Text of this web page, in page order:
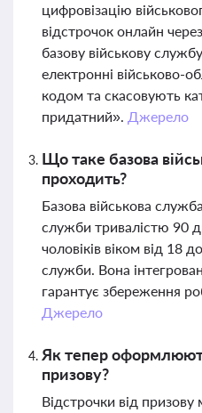
цифровізацію
відстрочок онлайн
базову військову
електронні військово-
кодом та скасовують
придатний». Джерело
Що таке базова
проходить?
Базова військова
служби тривалістю 90
чоловіків віком від 18
служби. Вона
гарантує збереження
Джерело
Як тепер
призову?
Відстрочки від